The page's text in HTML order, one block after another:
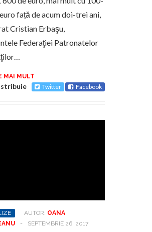
față de acum doi-trei ani,
Cristian Erbaşu,
Federaţiei Patronatelor
MAI MULT
Twitter Facebook
AUTOR: OANA
- SEPTEMBRIE 26, 2017